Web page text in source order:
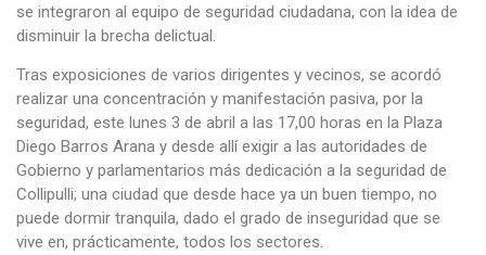
se integraron al equipo de seguridad ciudadana, con la idea de
disminuir la brecha delictual.
Tras exposiciones de varios dirigentes y vecinos, se acordó
realizar una concentración y manifestación pasiva, por la
seguridad, este lunes 3 de abril a las 17,00 horas en la Plaza
Diego Barros Arana y desde allí exigir a las autoridades de
Gobierno y parlamentarios más dedicación a la seguridad de
Collipulli; una ciudad que desde hace ya un buen tiempo, no
puede dormir tranquila, dado el grado de inseguridad que se
vive en, prácticamente, todos los sectores.